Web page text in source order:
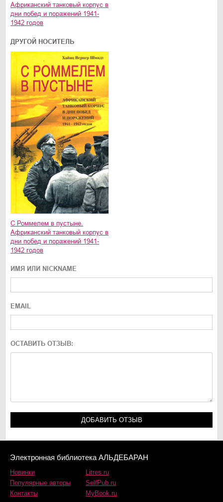
Африканский танковый корпус в
дни побед и поражений 1941-
1942 годов
ДРУГОЙ НОСИТЕЛЬ
С Роммелем в пустыне.
Африканский танковый корпус в
дни побед и поражений 1941-
1942 годов
ИМЯ ИЛИ NICKNAME
EMAIL
ОСТАВИТЬ ОТЗЫВ:
Электронная библиотека АЛЬДЕБАРАН
Новинки
Популярные авторы
Контакты
Litres.ru
SelfPub.ru
MyBook.ru